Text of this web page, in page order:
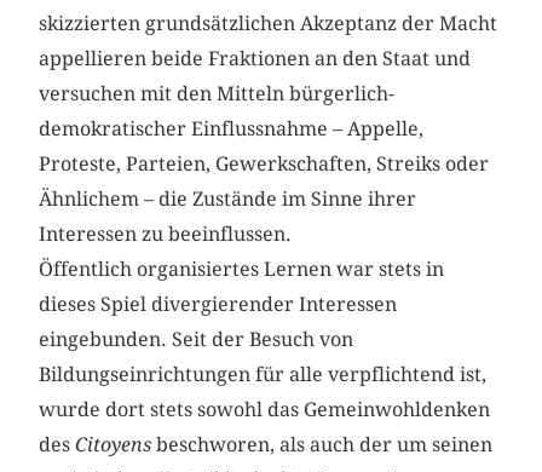
skizzierten grundsätzlichen Akzeptanz der Macht
appellieren beide Fraktionen an den Staat und
versuchen mit den Mitteln bürgerlich-
demokratischer Einflussnahme – Appelle,
Proteste, Parteien, Gewerkschaften, Streiks oder
Ähnlichem – die Zustände im Sinne ihrer
Interessen zu beeinflussen.
Öffentlich organisiertes Lernen war stets in
dieses Spiel divergierender Interessen
eingebunden. Seit der Besuch von
Bildungseinrichtungen für alle verpflichtend ist,
wurde dort stets sowohl das Gemeinwohldenken
desCitoyens beschworen, als auch der um seinen